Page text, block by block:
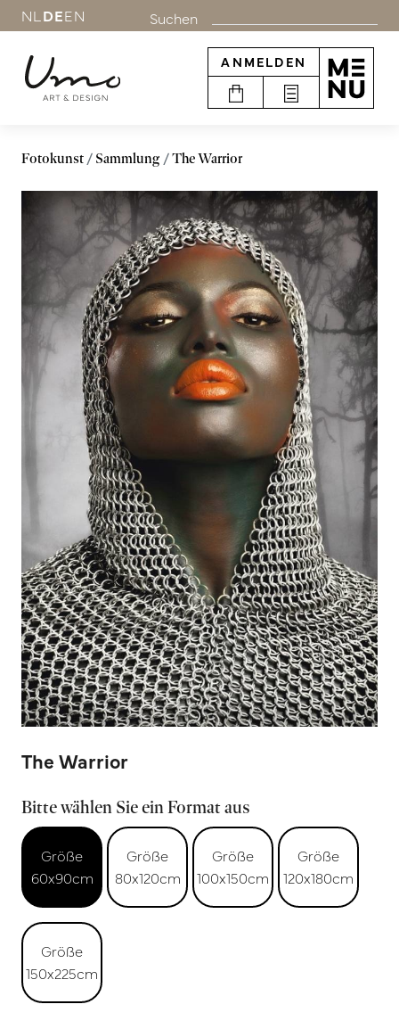
NL DEEN Suchen
ANMELDEN
Fotokunst Sammlung The Warrior
The Warrior
Bitte wählen Sie ein Format aus
Größe
60x90cm
Größe
80x120cm
Größe
100x150cm
Größe
120x180cm
Größe
150x225cm